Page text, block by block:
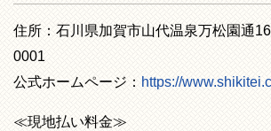
住所：石川県加賀市山代温泉万松園通
0001
公式ホームページ： https://
≪現地払い料金≫